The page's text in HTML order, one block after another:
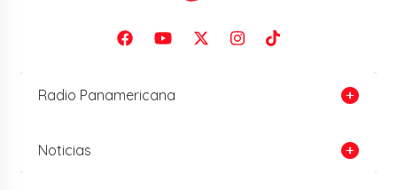
Radio Panamericana
Noticias